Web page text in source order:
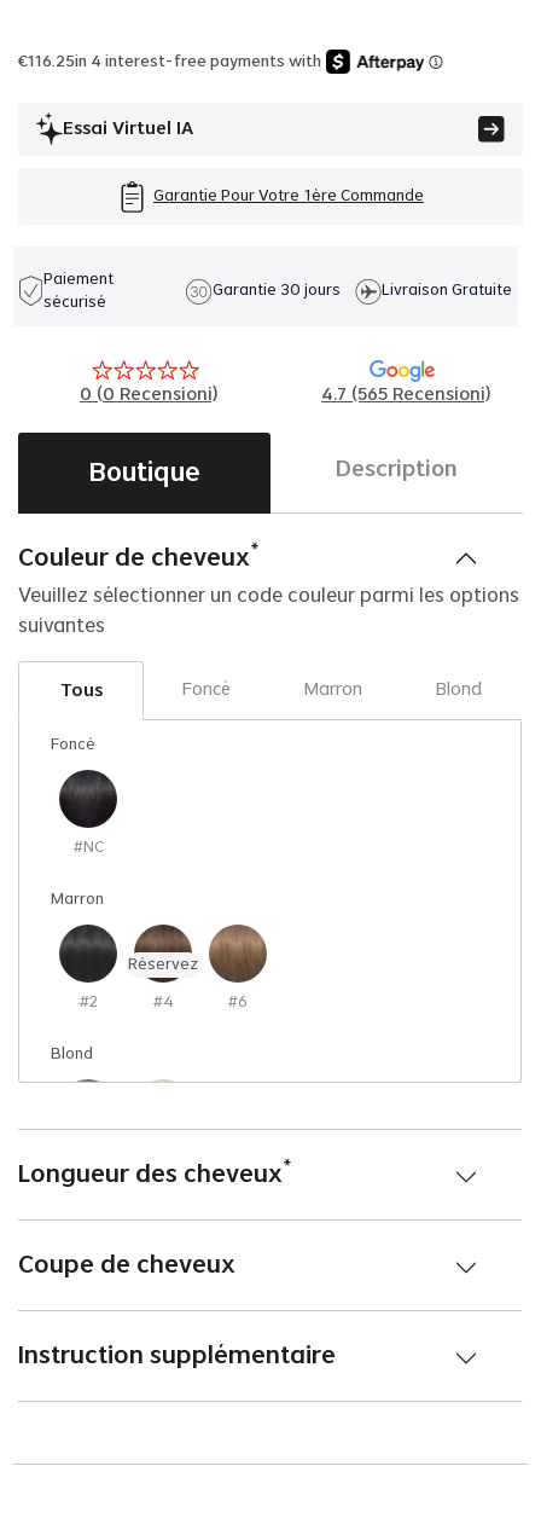
€116.25in 4 interest-free payments with
Essai Virtuel IA
Garantie Pour Votre 1ère Commande
Paiement
sécurisé
Garantie 30 jours Livraison Gratuite
0 (0 Recensioni) 4.7 (565 Recensioni)
Boutique Description
Couleur de cheveux*
Veuillez sélectionner un code couleur parmi les options
suivantes
Tous Foncé Marron Blond
Foncé
#NC
Marron
#2
Réservez
#4 #6
Blond
Longueur des cheveux*
Coupe de cheveux
Instruction supplémentaire